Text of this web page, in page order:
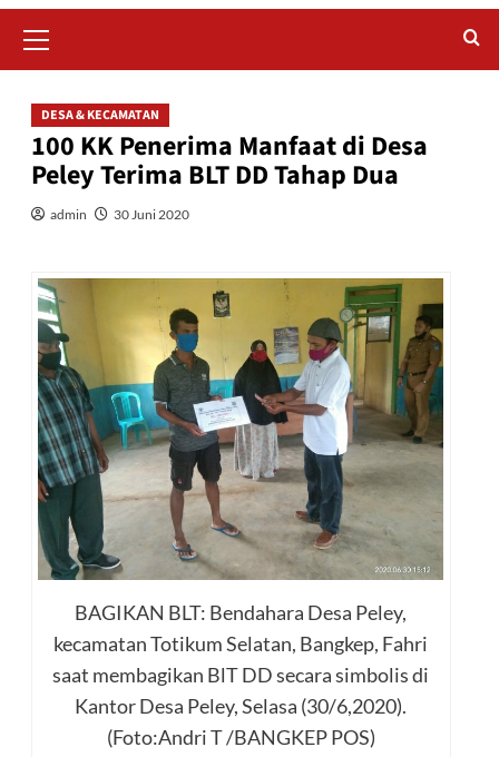
Menu
DESA & KECAMATAN
100 KK Penerima Manfaat di Desa
Peley Terima BLT DD Tahap Dua
admin 30 Juni 2020
BAGIKAN BLT: Bendahara Desa Peley,
kecamatan Totikum Selatan, Bangkep, Fahri
saat membagikan BlT DD secara simbolis di
Kantor Desa Peley, Selasa (30/6,2020).
(Foto:Andri T /BANGKEP POS)